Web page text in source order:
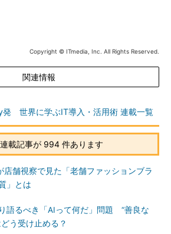
Copyright © ITmedia, Inc. All Rights Reserved.
関連情報
世界に学ぶIT導入・活用術 連載一覧
載記事が 994 件あります
店舗視察で見た「老舗ファッションブラ
」とは
語るべき「AIって何だ」問題 “善良な
う受け止める？